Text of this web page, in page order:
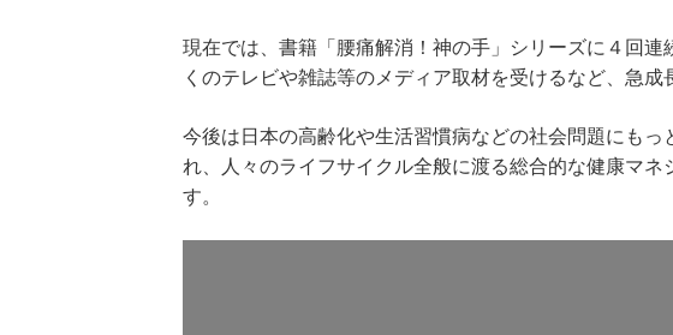
現在では、書籍「腰痛解消！神の手」シリーズに４回
くのテレビや雑誌等のメディア取材を受けるなど、急成
今後は日本の高齢化や生活習慣病などの社会問題にも
れ、人々のライフサイクル全般に渡る総合的な健康マ
す。